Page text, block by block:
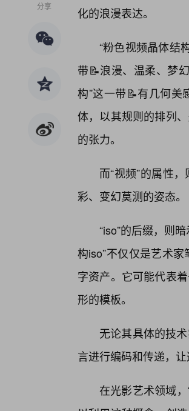
分享
化的浪漫表达。
“粉色视频晶体结
带📝浪漫、温柔、梦
构”这一带📝有几何
体，以其规则的排列
的张力。
而“视频”的属性
彩、变幻莫测的姿态。
“iso”的后缀，则
构iso”不仅仅是艺术
字资产。它可能代表
形的模板。
无论其具体的技
言进行编码和传递，
在光影艺术领域